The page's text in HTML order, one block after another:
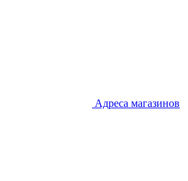
Адреса магазинов